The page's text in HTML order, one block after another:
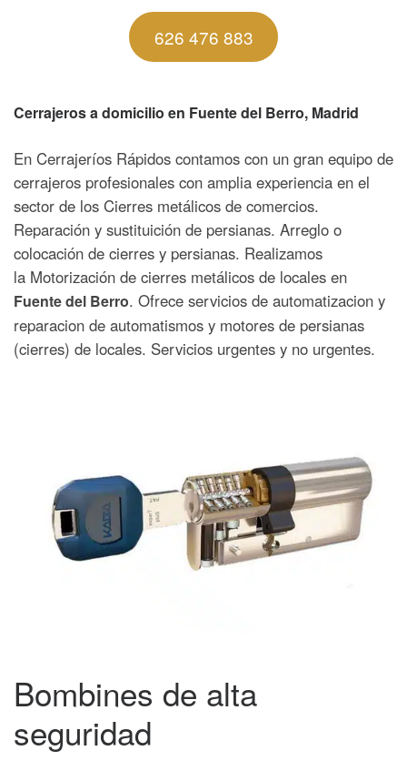
626 476 883
Cerrajeros a domicilio en Fuente del Berro, Madrid
En Cerrajeríos Rápidos contamos con un gran equipo de
cerrajeros profesionales con amplia experiencia en el
sector de los Cierres metálicos de comercios.
Reparación y sustituición de persianas. Arreglo o
colocación de cierres y persianas. Realizamos
la Motorización de cierres metálicos de locales en
Fuente del Berro. Ofrece servicios de automatizacion y
reparacion de automatismos y motores de persianas
(cierres) de locales. Servicios urgentes y no urgentes.
Bombines de alta
seguridad